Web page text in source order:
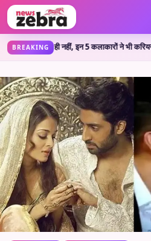
BREAKING
ही नहीं, इन 5 कलाकारों ने भी करियर की